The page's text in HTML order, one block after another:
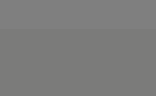
verbrauchermartinshof/biobus_bringts/